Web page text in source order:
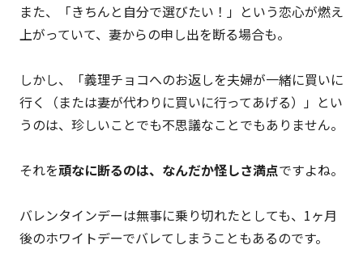
また、「きちんと自分で選びたい！」という恋心が燃え
上がっていて、妻からの申し出を断る場合も。
しかし、「義理チョコへのお返しを夫婦が一緒に買いに
行く（または妻が代わりに買いに行ってあげる）」とい
うのは、珍しいことでも不思議なことでもありません。
それを頑なに断るのは、なんだか怪しさ満点ですよね。
バレンタインデーは無事に乗り切れたとしても、1ヶ月
後のホワイトデーでバレてしまうこともあるのです。